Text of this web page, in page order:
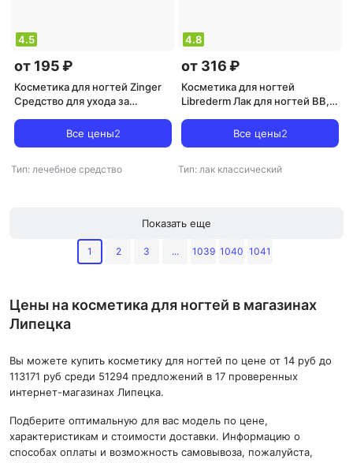
4.5
от 195 ₽
Косметика для ногтей Zinger
Средство для ухода за
NC20, 12 млВсе цены2
Тип: лечебное средство
4.8
от 316 ₽
Косметика для ногтей
Librederm Лак для ногтей BB,
Все цены2
Тип: лак классический
Показать еще
1 2 3 ... 1039 1040 1041
Цены на косметика для ногтей в магазинах
Липецка
Вы можете купить косметику для ногтей по цене от 14 руб до
113171 руб среди 51294 предложений в 17 проверенных
интернет-магазинах Липецка.
Подберите оптимальную для вас модель по цене,
характеристикам и стоимости доставки. Информацию о
способах оплаты и возможность самовывоза, пожалуйста,